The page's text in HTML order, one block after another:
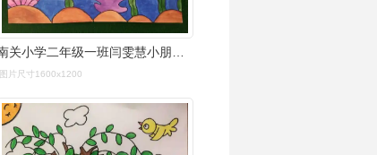
图片尺寸1600x1200